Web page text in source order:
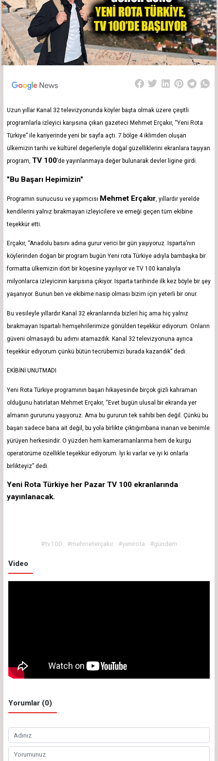
Uzun yıllar Kanal 32 televizyonunda köyler başta olmak üzere çeşitli
programlarla izleyici karşısına çıkan gazeteci Mehmet Erçakır, “Yeni Rota
Türkiye” ile kariyerinde yeni bir sayfa açtı. 7 bölge 4 iklimden oluşan
ülkemizin tarihi ve kültürel değerleriyle doğal güzelliklerini ekranlara taşıyan
program, TV 100’de yayınlanmaya değer bulunarak devler ligine girdi.
"Bu Başarı Hepimizin"
Programın sunucusu ve yapımcısı Mehmet Erçakır, yıllardır yerelde
kendilerini yalnız bırakmayan izleyicilere ve emeği geçen tüm ekibine
teşekkür etti.
Erçakır, “Anadolu basını adına gurur verici bir gün yaşıyoruz. Isparta’nın
köylerinden doğan bir program bugün Yeni rota Türkiye adıyla bambaşka bir
formatta ülkemizin dört bir köşesine yayılıyor ve TV 100 kanalıyla
milyonlarca izleyicinin karşısına çıkıyor. Isparta tarihinde ilk kez böyle bir şey
yaşanıyor. Bunun ben ve ekibime nasip olması bizim için yeterli bir onur.
Bu vesileyle yıllardır Kanal 32 ekranlarında bizleri hiç ama hiç yalnız
bırakmayan Ispartalı hemşehrilerimize gönülden teşekkür ediyorum. Onların
güveni olmasaydı bu adımı atamazdık. Kanal 32 televizyonuna ayrıca
teşekkür ediyorum çünkü bütün tecrübemizi burada kazandık” dedi.
EKİBİNİ UNUTMADI
Yeni Rota Türkiye programının başarı hikayesinde birçok gizli kahraman
olduğunu hatırlatan Mehmet Erçakır, “Evet bugün ulusal bir ekranda yer
almanın gururunu yaşıyoruz. Ama bu gururun tek sahibi ben değil. Çünkü bu
başarı sadece bana ait değil, bu yola birlikte çıktığımbana inanan ve benimle
yürüyen herkesindir. O yüzden hem kameramanlarıma hem de kurgu
operatörüme özellikle teşekkür ediyorum. İyi ki varlar ve iyi ki onlarla
birlikteyiz” dedi.
Yeni Rota Türkiye her Pazar TV 100 ekranlarında
yayınlanacak.
#tv100 #mehmeterçakır #yenirota #gündem
Video
Yorumlar (0)